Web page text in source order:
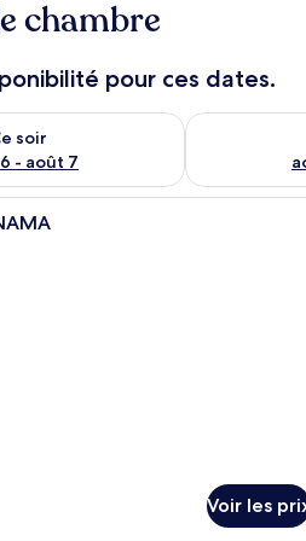
chambre
pour ces dates.
soir
- août 7
pour ce soir août 6 - août 7
Vérifier la
Une chambre d’hôtel
Voir les